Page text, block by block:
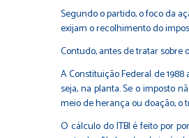
Segundo o partido, o foco da
exijam o recolhimento do
Contudo, antes de tratar
A Constituição Federal de
seja, na planta. Se o imposto
meio de herança ou doação, o
O cálculo do ITBI é feito por